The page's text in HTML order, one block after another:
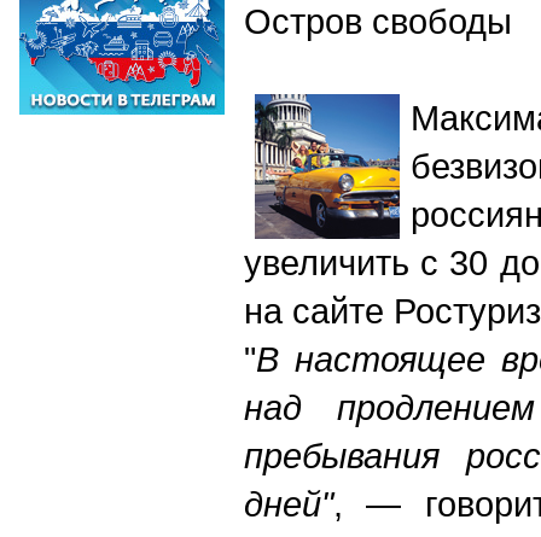
Остров свободы
увеличить с 30
на сайте
"В настоящее
над
пребывания
дней", —